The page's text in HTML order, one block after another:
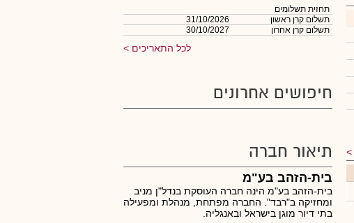
תחזית תשלומים
תשלום קרן ראשון
31/10/2026
תשלום קרן אחרון
30/10/2027
לכל התאריכים
חיפושים אחרונים
תיאור חברה
בית-הזהב בע"מ
בית-הזהב בע"מ הינה חברה העוסקת בנדל"ן מניב
ומחזיקה ב"רבד". החברה מפתחת, מנהלת ומפעילה
בתי דיור מוגן בישראל ובאנגליה.